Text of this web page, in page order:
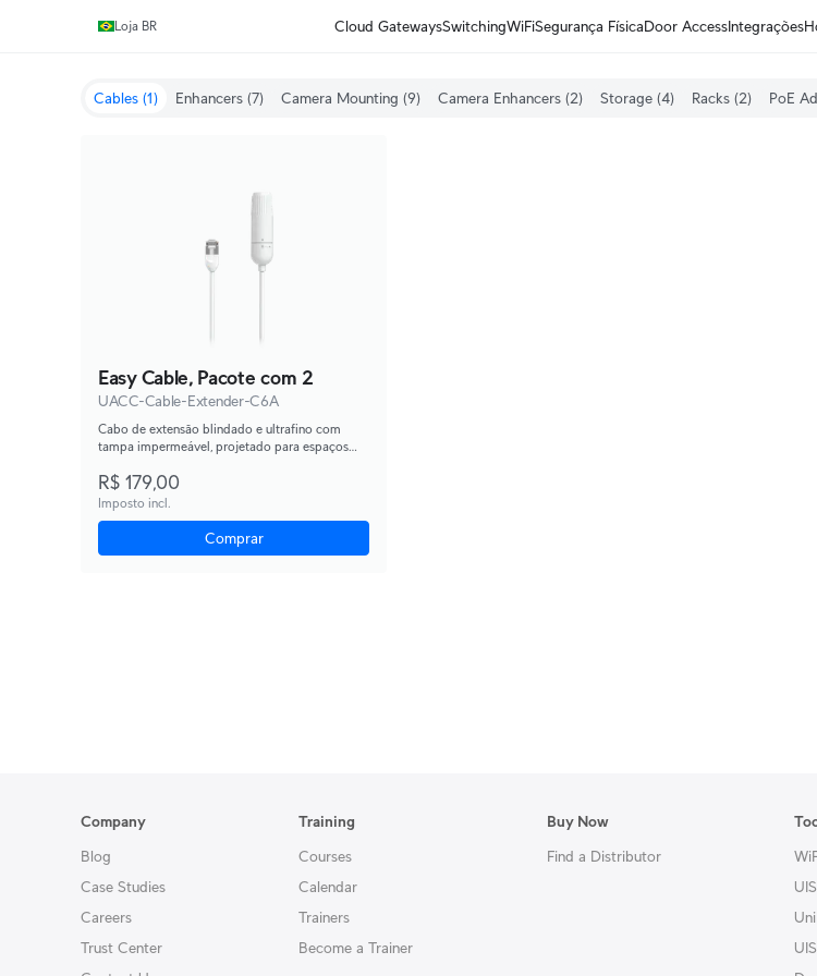
Loja BR
Cloud GatewaysSwitchingWiFiSegurança FísicaDoor AccessIntegrações
Cables (1) Enhancers (7) Camera Mounting (9) Camera Enhancers (2) Storage (4) Racks (2) PoE
Easy Cable, Pacote com 2
UACC-Cable-Extender-C6A
Cabo de extensão blindado e ultrafino com
tampa impermeável, projetado para espaços
polegada.
R$ 179,00
Imposto incl.
Comprar
Company
Blog
Case Studies
Careers
Trust Center
Training
Courses
Calendar
Trainers
Become a Trainer
Buy Now
Find a Distributor